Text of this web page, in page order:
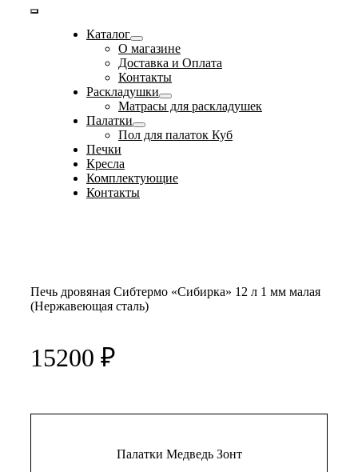
Toggle
Navigation
Каталог
О магазине
Доставка и Оплата
Контакты
Раскладушки
Матрасы для раскладушек
Палатки
Пол для палаток Куб
Печки
Кресла
Комплектующие
Контакты
Печь дровяная Сибтермо «Сибирка» 12 л 1 мм малая
(Нержавеющая сталь)
15200 ₽
Палатки Медведь Зонт